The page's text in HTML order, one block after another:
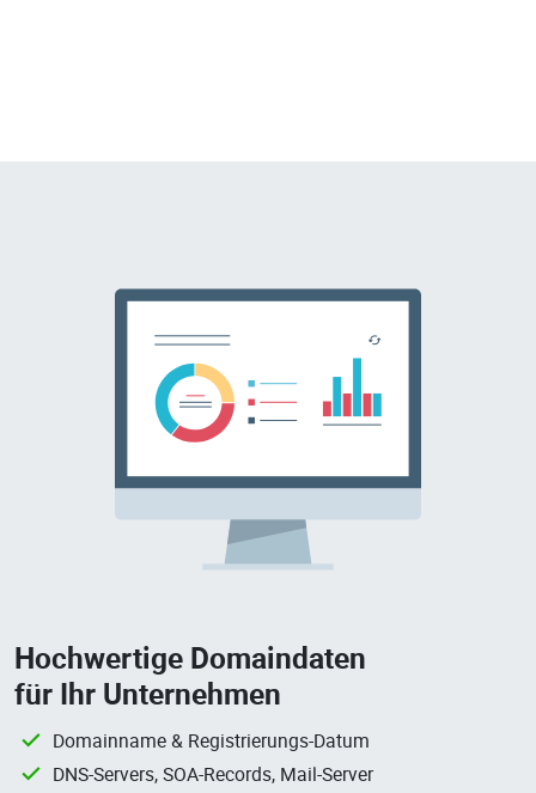
Hochwertige Domaindaten
für Ihr Unternehmen
Domainname & Registrierungs-Datum
DNS-Servers, SOA-Records, Mail-Server